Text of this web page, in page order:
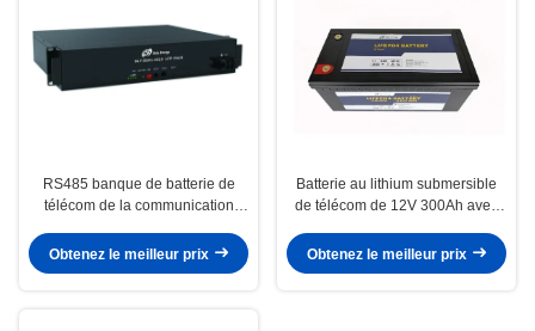
RS485 banque de batterie de
télécom de la communication
indicateurs de LED
Obtenez le meilleur prix
Batterie au lithium submersible
de télécom de 12V 300Ah avec
Obtenez le meilleur prix